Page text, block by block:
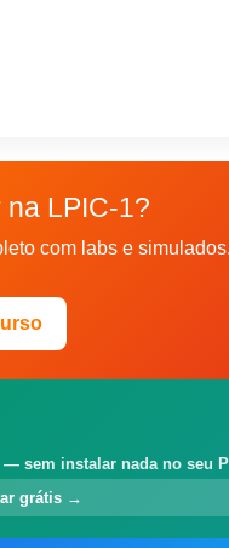
LPIC-1?
com labs e
sem instalar nada no seu
grátis →